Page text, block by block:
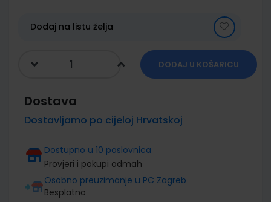
galleryDodaj na listu želja
DODAJ U KOŠARICU
Dostava
Dostavljamo po cijeloj Hrvatskoj
Dostupno u 10 poslovnica
Provjeri i pokupi odmah
Osobno preuzimanje u PC Zagreb
Besplatno